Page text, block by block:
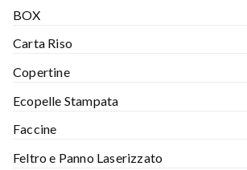
BOX
Carta Riso
Copertine
Ecopelle Stampata
Faccine
Feltro e Panno Laserizzato